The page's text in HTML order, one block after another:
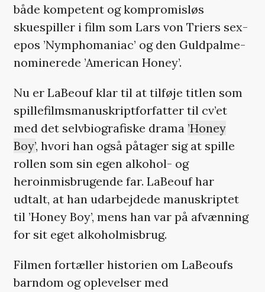
både kompetent og kompromisløs
skuespiller i film som Lars von Triers sex-
epos ’Nymphomaniac’ og den Guldpalme-
nominerede ’American Honey’.
Nu er LaBeouf klar til at tilføje titlen som
spillefilmsmanuskriptforfatter til cv’et
med det selvbiografiske drama ’Honey
Boy’, hvori han også påtager sig at spille
rollen som sin egen alkohol- og
heroinmisbrugende far. LaBeouf har
udtalt, at han udarbejdede manuskriptet
til ’Honey Boy’, mens han var på afvænning
for sit eget alkoholmisbrug.
Filmen fortæller historien om LaBeoufs
barndom og oplevelser med